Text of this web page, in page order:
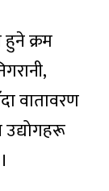
क्रम
वातावरण